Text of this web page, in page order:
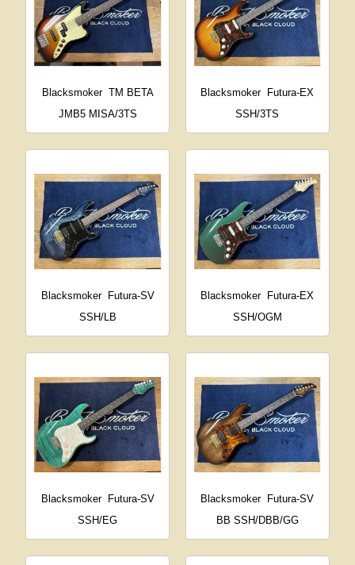
Blacksmoker TM BETA
JMB5 MISA/3TS
Blacksmoker
Futura-EX
SSH/3TS
Blacksmoker
Futura-SV
SSH/LB
Blacksmoker
Futura-EX
SSH/OGM
Blacksmoker
Futura-SV
SSH/EG
Blacksmoker Futura-SV
BB SSH/DBB/GG